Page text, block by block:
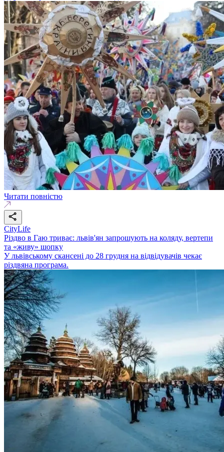
Читати повністю
CityLife
Різдво в Гаю триває: львів'ян запрошують на коляду, вертепи
та «живу» шопку
У львівському скансені до 28 грудня на відвідувачів чекає
різдвяна програма.